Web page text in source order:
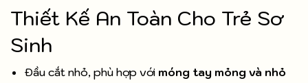
Thiết Kế An Toàn Cho Trẻ Sơ
Sinh
Đầu cắt nhỏ, phù hợp với móng tay mỏng và nhỏ